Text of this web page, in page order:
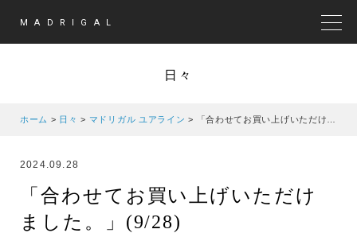
MADRIGAL
日々
ホーム > 日々 > マドリガル ユアライン > 「合わせてお買い上げいただけました。」(9/28)
2024.09.28
「合わせてお買い上げいただけ
ました。」(9/28)